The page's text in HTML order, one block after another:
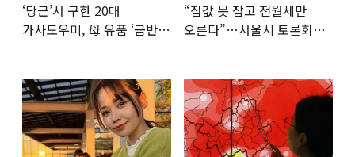
‘당근’서 구한 20대
가사도우미, 母 유품 ‘금반지
“집값 못 잡고 전월세만
오른다”…서울시 토론회서